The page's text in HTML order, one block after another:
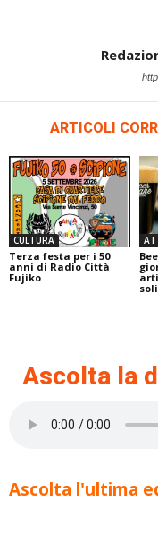
ARTICOLI
CULTURA
Terza festa per i 50
anni di Radio Città
Fujiko
Ascolta la
Ascolta l'ultima